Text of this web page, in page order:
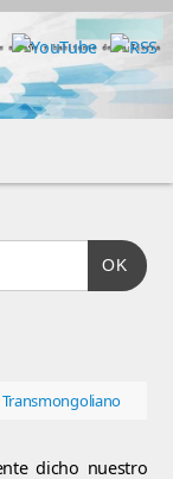
OK
Transmongoliano
dicho nuestro